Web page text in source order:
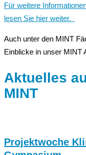
Für weitere
lesen Sie hier weiter.
Auch unter den MINT
Einblicke in unser MINT
Aktuelles
MINT
Projektwoche